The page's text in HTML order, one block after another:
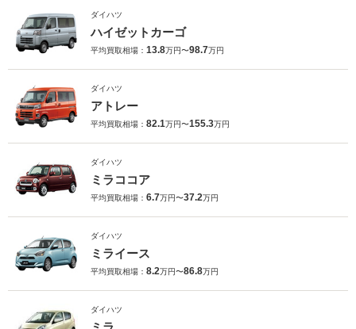
ダイハツ
ハイゼットカーゴ
平均買取相場： 13.8万円〜98.7万円
ダイハツ
アトレー
平均買取相場： 82.1万円〜155.3万円
ダイハツ
ミラココア
平均買取相場： 6.7万円〜37.2万円
ダイハツ
ミライース
平均買取相場： 8.2万円〜86.8万円
ダイハツ